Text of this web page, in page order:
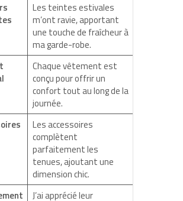
Les teintes estivales
m’ont ravie, apportant
une touche de fraîcheur à
ma garde-robe.
Chaque vêtement est
conçu pour offrir un
confort tout au long de la
journée.
Les accessoires
complètent
parfaitement les
tenues, ajoutant une
dimension chic.
J’ai apprécié leur